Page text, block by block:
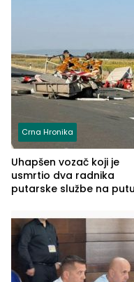
Crna Hronika
Uhapšen vozač koji je
usmrtio dva radnika
putarske službe na putu
(FOTO)